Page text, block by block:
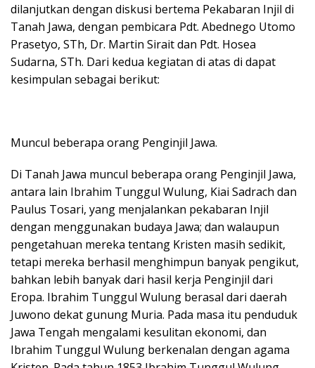
dilanjutkan dengan diskusi bertema Pekabaran Injil di
Tanah Jawa, dengan pembicara Pdt. Abednego Utomo
Prasetyo, STh, Dr. Martin Sirait dan Pdt. Hosea
Sudarna, STh. Dari kedua kegiatan di atas di dapat
kesimpulan sebagai berikut:
Muncul beberapa orang Penginjil Jawa.
Di Tanah Jawa muncul beberapa orang Penginjil Jawa,
antara lain Ibrahim Tunggul Wulung, Kiai Sadrach dan
Paulus Tosari, yang menjalankan pekabaran Injil
dengan menggunakan budaya Jawa; dan walaupun
pengetahuan mereka tentang Kristen masih sedikit,
tetapi mereka berhasil menghimpun banyak pengikut,
bahkan lebih banyak dari hasil kerja Penginjil dari
Eropa. Ibrahim Tunggul Wulung berasal dari daerah
Juwono dekat gunung Muria. Pada masa itu penduduk
Jawa Tengah mengalami kesulitan ekonomi, dan
Ibrahim Tunggul Wulung berkenalan dengan agama